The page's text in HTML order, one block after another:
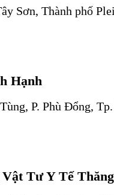
Sơn, Thành phố
Hạnh
P. Phù Đổng,
Tư Y Tế